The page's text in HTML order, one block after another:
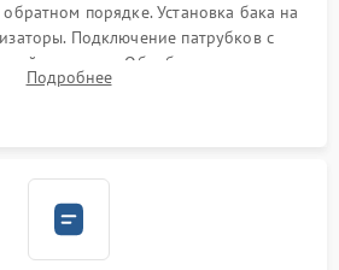
порядке. Установка бака на
Подключение патрубков с
хомутами. Обработка стыков
возможных протечек воды.
Подробнее